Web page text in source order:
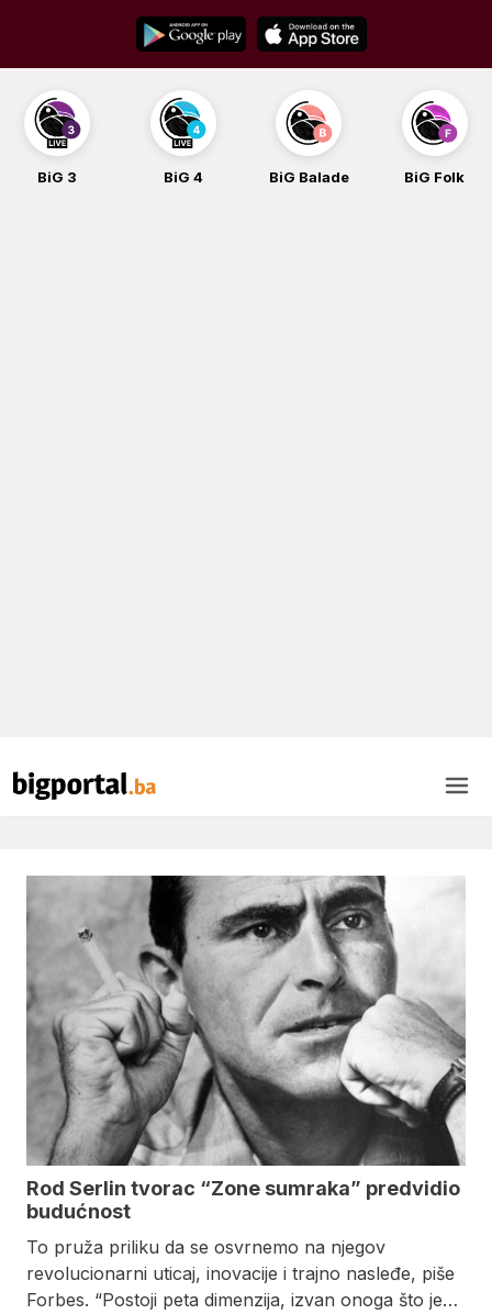
content
BiG 3 BiG 4 BiG Balade BiG Folk
Rod Serlin tvorac “Zone sumraka” predvidio
budućnost
To pruža priliku da se osvrnemo na njegov
revolucionarni uticaj, inovacije i trajno nasleđe, piše
Forbes. “Postoji peta dimenzija, izvan onoga što je…